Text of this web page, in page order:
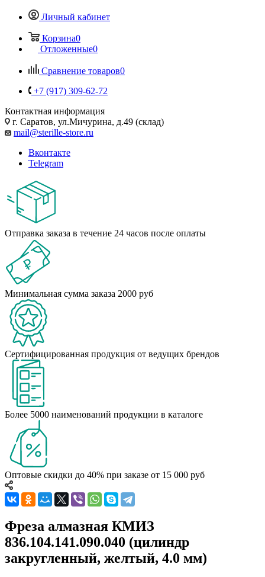
Личный кабинет
Корзина0
Отложенные0
Сравнение товаров0
+7 (917) 309-62-72
Контактная информация
г. Саратов, ул.Мичурина, д.49 (склад)
mail@sterille-store.ru
Вконтакте
Telegram
Отправка заказа в течение 24 часов после оплаты
Минимальная сумма заказа 2000 руб
Сертифицированная продукция от ведущих брендов
Более 5000 наименований продукции в каталоге
Оптовые скидки до 40% при заказе от 15 000 руб
Фреза алмазная КМИЗ
836.104.141.090.040 (цилиндр
закругленный, желтый, 4.0 мм)